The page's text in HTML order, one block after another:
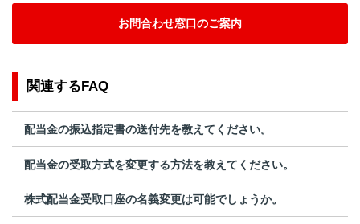
お問合わせ窓口のご案内
関連するFAQ
配当金の振込指定書の送付先を教えてください。
配当金の受取方式を変更する方法を教えてください。
株式配当金受取口座の名義変更は可能でしょうか。